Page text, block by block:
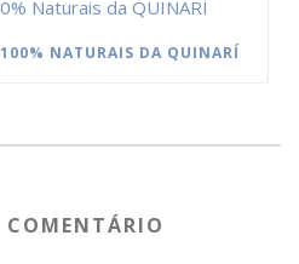
NATURAIS DA QUINARÍ
COMENTÁRIO